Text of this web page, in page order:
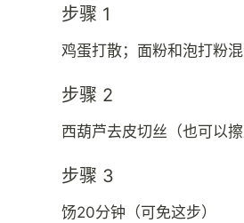
步骤 1
鸡蛋打散；面粉和泡打粉
步骤 2
西葫芦去皮切丝（也可以
步骤 3
饧20分钟（可免这步）